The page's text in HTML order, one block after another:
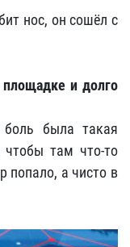
нос, он сошёл с
и долго
была такая
там что-то
попало, а чисто в